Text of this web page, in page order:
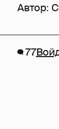
Автор:
77